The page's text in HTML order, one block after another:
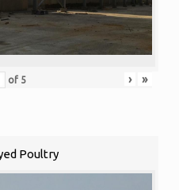
of 5 › »
Poultry